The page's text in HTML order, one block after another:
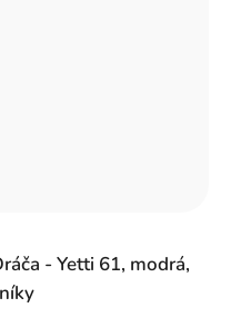
- Yetti 61, modrá,